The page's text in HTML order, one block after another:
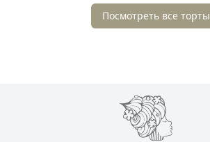
Посмотреть все торты